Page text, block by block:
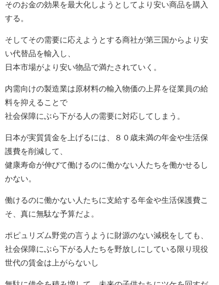
そのお金の効果を最大化しようとしてより安い商品を購入
する。
そしてその需要に応えようとする商社が第三国からより安
い代替品を輸入し、
日本市場がより安い物品で満たされていく。
内需向けの製造業は原材料の輸入物価の上昇を従業員の給
料を抑えることで
社会保障にぶら下がる人の需要に対応してしまう。
日本が実質賃金を上げるには、８０歳未満の年金や生活保
護費を削減して、
健康寿命が伸びて働けるのに働かない人たちを働かせるし
かない。
働けるのに働かない人たちに支給する年金や生活保護費こ
そ、真に無駄な予算だよ。
ポピュリズム野党の言うように財源のない減税をしても、
社会保障にぶら下がる人たちを野放しにしている限り現役
世代の賃金は上がらないし